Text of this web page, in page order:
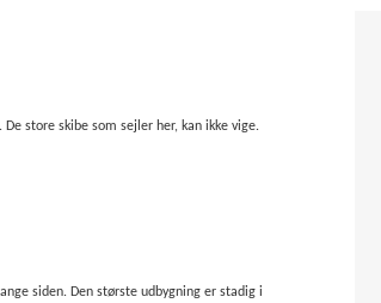
store skibe som sejler her, kan ikke vige.
siden. Den største udbygning er stadig i